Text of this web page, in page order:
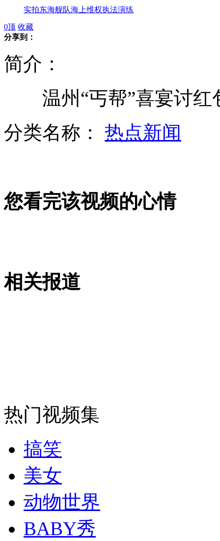
实拍东海舰队海上维权执法演练
粤一学校规定班主任要吃光学生剩饭
美国女子母乳喂养宠物狗
中国式过马路：边痛恨 边"随大流"
外交部：有关国家言论片面不公正
安徽一实载49人客车翻车
走！跟着总书记去植树
0顶 收藏
分享到：
简介：
温州“丐帮”喜宴讨红
分类名称： 热点新闻
您看完该视频的心情
相关报道
热门视频集
搞笑
美女
动物世界
BABY秀